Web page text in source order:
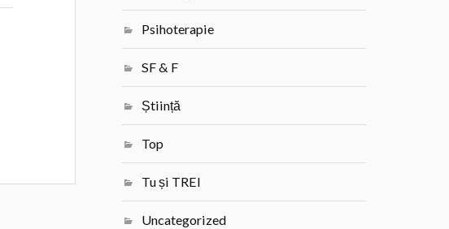
Psihoterapie
SF & F
Știință
Top
Tu și TREI
Uncategorized